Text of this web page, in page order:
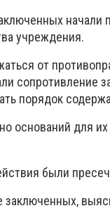
начали
учреждения.
от
сопротивление
порядок
оснований для их
были
заключенных,